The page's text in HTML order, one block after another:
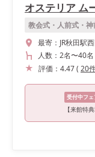
オステリア ム
教会式・人前式・神
最寄： JR秋田駅
人数： 2名〜40名
評価： 4.47( 20
受付中フェ
【来館特